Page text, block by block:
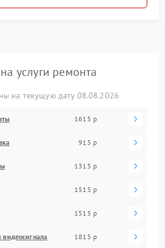
услуги ремонта
на текущую дату 08.08.2026
1615 р
915 р
1315 р
1515 р
1515 р
видеосигнала 1815 р